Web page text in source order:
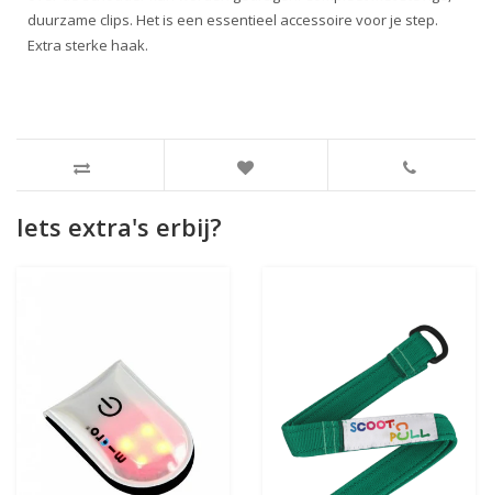
duurzame clips. Het is een essentieel accessoire voor je step.
Extra sterke haak.
Iets extra's erbij?